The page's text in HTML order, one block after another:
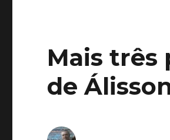
Mais três
de